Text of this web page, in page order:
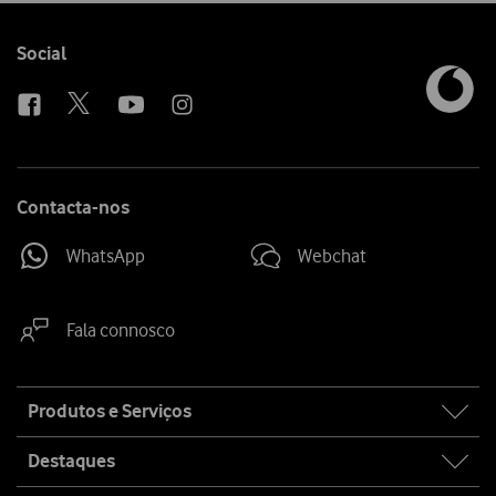
Follow
Social
Contacta-nos
WhatsApp Webchat
Fala connosco
map
Produtos e Serviços
Destaques